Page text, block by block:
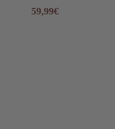
59,99€